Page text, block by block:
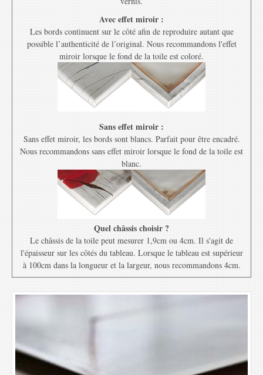
Avec effet miroir :
Les bords continuent sur le côté afin de reproduire autant que
possible l’authenticité de l’original. Nous recommandons l'effet
miroir lorsque le fond de la toile est coloré.
Sans effet miroir :
Sans effet miroir, les bords sont blancs. Parfait pour être encadré.
Nous recommandons sans effet miroir lorsque le fond de la toile est
blanc.
Quel châssis choisir ?
Le châssis de la toile peut mesurer 1,9cm ou 4cm. Il s'agit de
l'épaisseur sur les côtés du tableau. Lorsque le tableau est supérieur
à 100cm dans la longueur et la largeur, nous recommandons 4cm.